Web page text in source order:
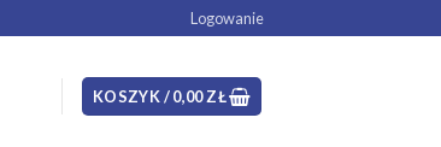
Logowanie
KOSZYK /0,00ZŁ